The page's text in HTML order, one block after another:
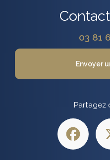
03 81
Envoyer
Partagez